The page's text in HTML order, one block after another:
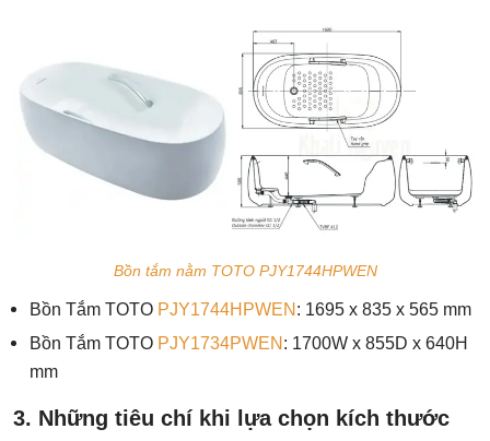
Bồn tắm nằm TOTO PJY1744HPWEN
Bồn Tắm TOTO PJY1744HPWEN : 1695 x 835 x 565 mm
Bồn Tắm TOTO PJY1734PWEN : 1700W x 855D x 640H
mm
3. Những tiêu chí khi lựa chọn kích thước